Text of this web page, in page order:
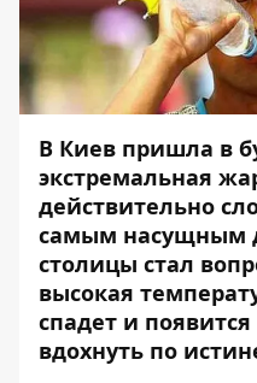
В Киев пришла в
экстремальная
действительно
самым насущным
столицы стал
высокая
спадет и
вдохнуть по